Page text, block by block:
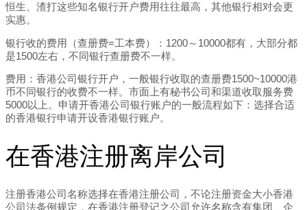
恒生、渣打这些知名银行开户费用往往最高，其他银行相对会更
实惠。
银行收的费用（查册费=工本费）：1200～10000都有，大部分都
是1500左右，不同银行查册费不一样。
费用：香港公司银行开户，一般银行收取的查册费1500~10000港
币不同银行的收费不一样。市面上有秘书公司和渠道收取服务费
5000以上。申请开香港公司银行账户的一般流程如下：选择合适
的香港银行申请开设香港银行账户。
在香港注册离岸公司
注册香港公司名称选择在香港注册公司，不论注册资金大小香港
公司法条例规定，在香港注册登记之公司允许名称含有集团、企